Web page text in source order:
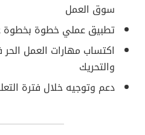
سوق العمل
تطبيق عملي خطوة بخطوة
اكتساب مهارات العمل
والتحريك
دعم وتوجيه خلال فترة